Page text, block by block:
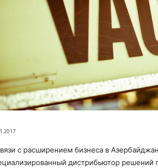
с расширением бизнеса в
дистрибьютор решений